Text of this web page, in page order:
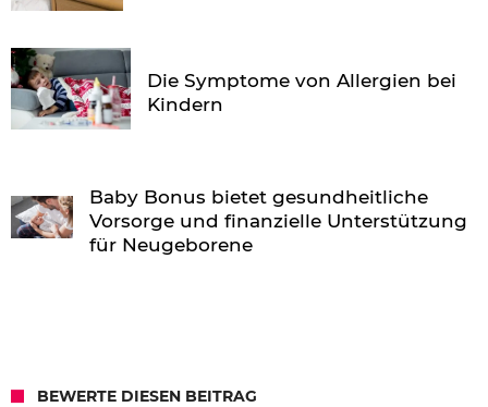
Die Symptome von Allergien bei
Kindern
Baby Bonus bietet gesundheitliche
Vorsorge und finanzielle Unterstützung
für Neugeborene
BEWERTE DIESEN BEITRAG